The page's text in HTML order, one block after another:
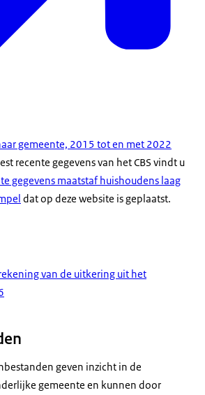
gemeente, 2015 tot en met 2022
recente gegevens van het CBS vindt u
gegevens maatstaf huishoudens laag
dat op deze website is geplaatst.
van de uitkering uit het
geven inzicht in de
gemeente en kunnen door